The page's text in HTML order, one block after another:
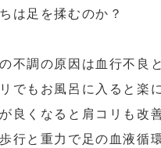
は足を揉むのか？
不調の原因は血行不良
でもお風呂に入ると楽
良くなると肩コリも改
行と重力で足の血液循